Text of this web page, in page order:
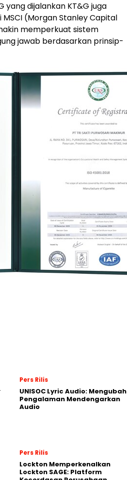
yang dijalankan KT&G juga
(Morgan Stanley Capital
memperkuat sistem
jawab berdasarkan prinsip-
Pers Rilis
UNISOC Lyric Audio: Mengubah
Pengalaman Mendengarkan
Audio
Pers Rilis
Lockton Memperkenalkan
Lockton SAGE: Platform